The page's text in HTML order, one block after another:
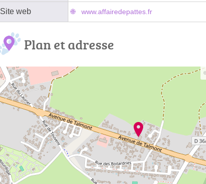
Site web www.affairedepattes.fr
Plan et adresse